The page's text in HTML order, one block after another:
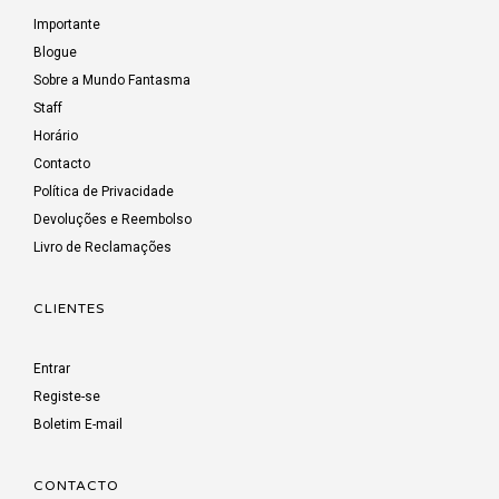
Importante
Blogue
Sobre a Mundo Fantasma
Staff
Horário
Contacto
Política de Privacidade
Devoluções e Reembolso
Livro de Reclamações
CLIENTES
Entrar
Registe-se
Boletim E-mail
CONTACTO